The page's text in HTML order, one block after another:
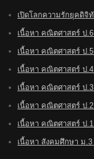
เปิดโลกความรักยุคดิจิ
เนื้อหา คณิตศาสตร์ ป
เนื้อหา คณิตศาสตร์ ป
เนื้อหา คณิตศาสตร์ ป
เนื้อหา คณิตศาสตร์ ป
เนื้อหา คณิตศาสตร์ ป
เนื้อหา คณิตศาสตร์ ป
เนื้อหา สังคมศึกษา ม